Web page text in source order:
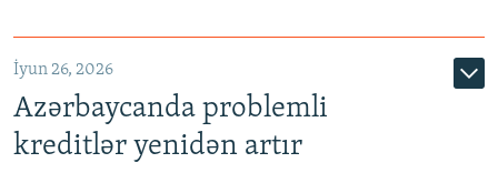
720p 1080p
İyun 26, 2026
Azərbaycanda problemli
kreditlər yenidən artır